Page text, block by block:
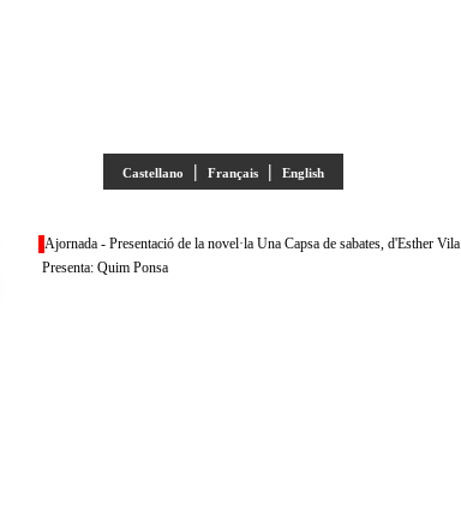
Castellano | Français | English
Ajornada - Presentació de la novel·la Una Capsa de sabates, d'Esther Vila
Presenta: Quim Ponsa